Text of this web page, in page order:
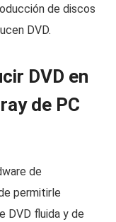
de discos
DVD.
DVD en
de PC
de
permitirle
DVD fluida y de